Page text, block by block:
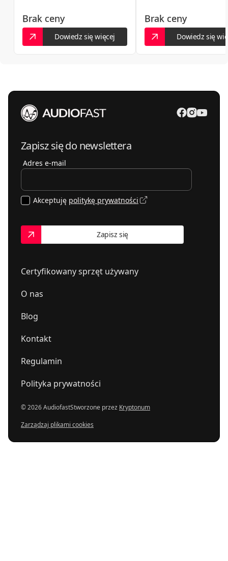
Brak ceny
Dowiedz się więcej
Brak ceny
Dowiedz się
Certyfikowany sprzęt używany
O nas
Blog
Kontakt
Regulamin
Polityka prywatności
© 2026 AudiofastStworzone przez Kryptonum
Zarządzaj plikami cookies
Zapisz się do newslettera
Adres e-mail
Akceptuję politykę prywatności
Zapisz się